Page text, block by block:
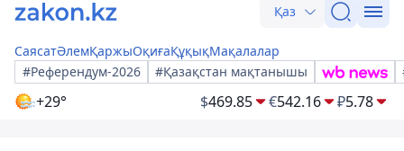
Қаз
СаясатӘлемҚаржыОқиғаҚұқықМақалалар
#Референдум-2026
#Қазақстан мақтанышы
+29° $469.85 €542.16 ₽5.78